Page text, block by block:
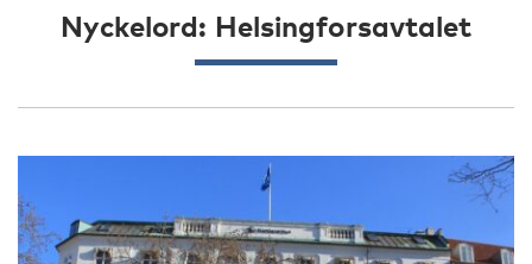
Nyckelord: Helsingforsavtalet